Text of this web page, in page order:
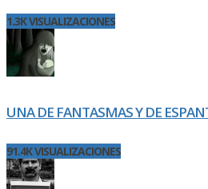
1.3K VISUALIZACIONES
UNA DE FANTASMAS Y DE
91.4K VISUALIZACIONES